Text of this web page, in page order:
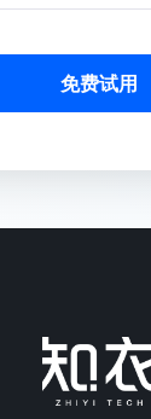
免费试用